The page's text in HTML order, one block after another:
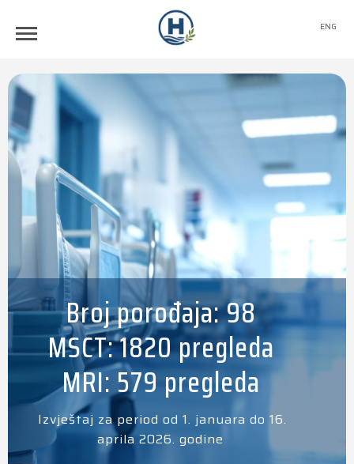
ENG
Broj porođaja: 98
MSCT: 1820 pregleda
MRI: 579 pregleda
Izvještaj za period od 1. januara do 16.
aprila 2026. godine